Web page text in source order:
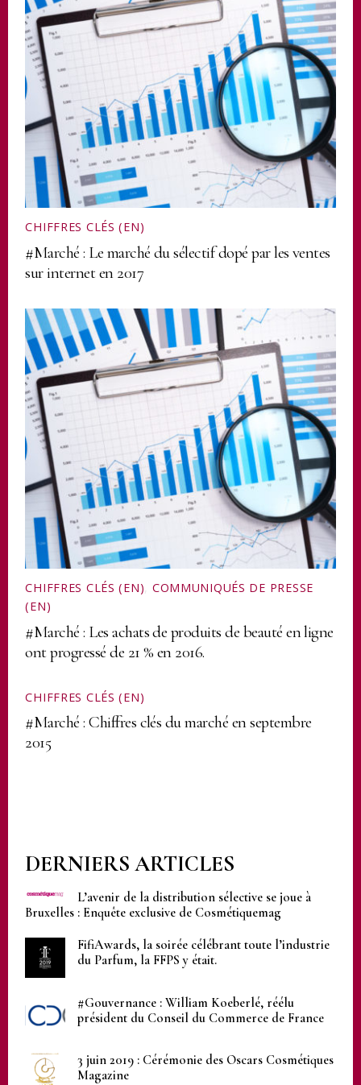
CHIFFRES CLÉS (EN)
#Marché : Le marché du sélectif dopé par les ventes
sur internet en 2017
CHIFFRES CLÉS (EN) COMMUNIQUÉS DE PRESSE
(EN)
#Marché : Les achats de produits de beauté en ligne
ont progressé de 21 % en 2016.
CHIFFRES CLÉS (EN)
#Marché : Chiffres clés du marché en septembre
2015
DERNIERS ARTICLES
L’avenir de la distribution sélective se joue à
Bruxelles : Enquête exclusive de Cosmétiquemag
FifiAwards, la soirée célébrant toute l’industrie
du Parfum, la FFPS y était.
#Gouvernance : William Koeberlé, réélu
président du Conseil du Commerce de France
3 juin 2019 : Cérémonie des Oscars Cosmétiques
Magazine